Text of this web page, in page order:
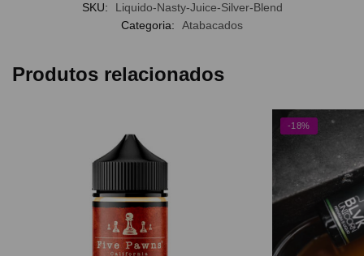
SKU:
Liquido-Nasty-Juice-Silver-Blend
Categoria:
Atabacados
Produtos relacionados
-18%